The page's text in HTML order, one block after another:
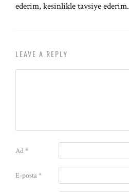
ederim, kesinlikle tavsiye ederim.
LEAVE A REPLY
Ad*
E-posta*